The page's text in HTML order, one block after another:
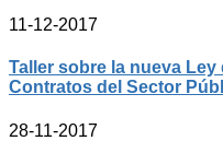
11-12-2017
Taller sobre la nueva Ley
Contratos del Sector
28-11-2017